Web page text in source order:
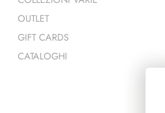
OUTLET
GIFT CARDS
CATALOGHI